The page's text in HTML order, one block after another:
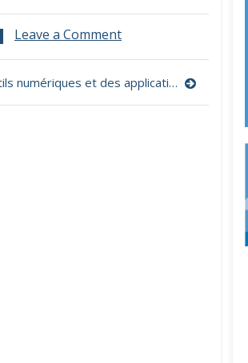
Leave a Commenton
l’app
pour
La digitale, des outils numériques et des applications pour les enseignants